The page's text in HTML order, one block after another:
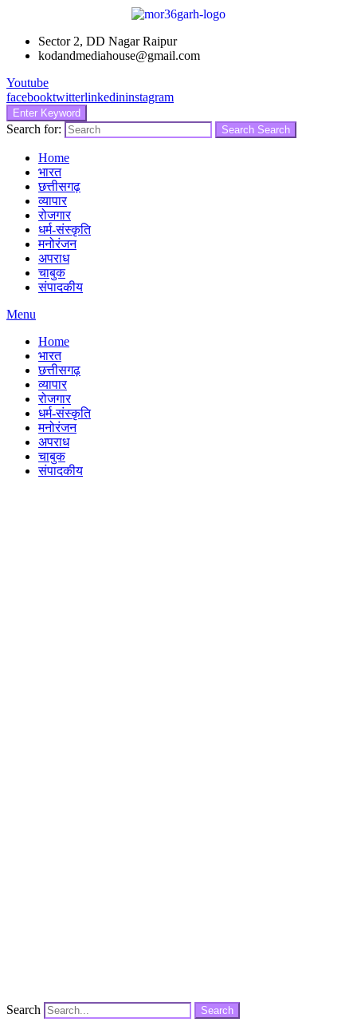
Sector 2, DD Nagar Raipur
kodandmediahouse@gmail.com
Youtube
facebooktwitterlinkedininstagram
Enter Keyword
Search for: Search Search
Home
भारत
छत्तीसगढ़
व्यापार
रोजगार
धर्म-संस्कृति
मनोरंजन
अपराध
चाबुक
संपादकीय
Menu
Home
भारत
छत्तीसगढ़
व्यापार
रोजगार
धर्म-संस्कृति
मनोरंजन
अपराध
चाबुक
संपादकीय
Search Search